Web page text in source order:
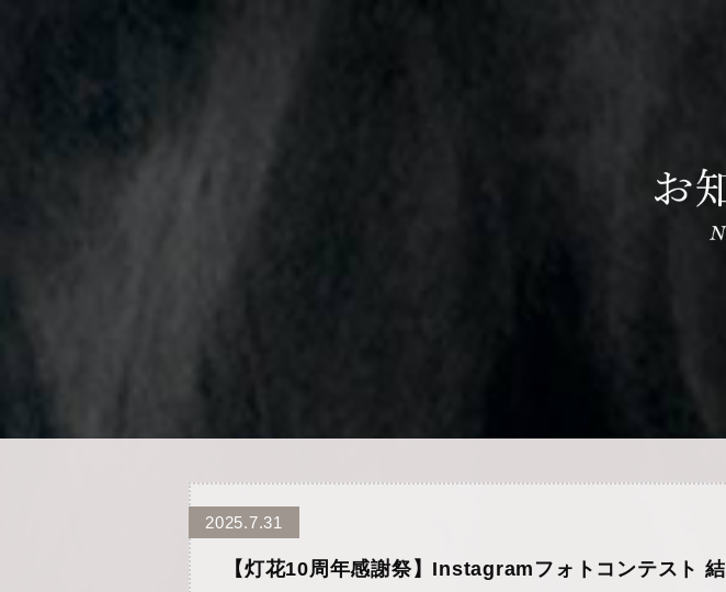
2025.7.31
【灯花10周年感謝祭】Instagramフォトコンテスト